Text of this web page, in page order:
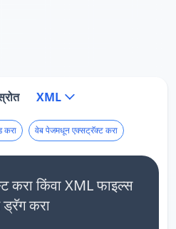
XML
करा वेब पेजमधून एक्सट्रॅक्ट करा
करा किंवा XML फाइल्स
करा